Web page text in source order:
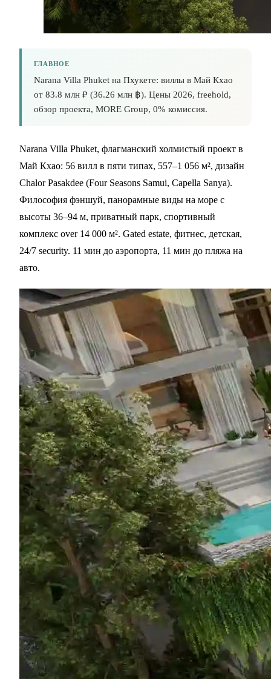
ГЛАВНОЕ
Narana Villa Phuket на Пхукете: виллы в Май Кхао
от 83.8 млн ₽ (36.26 млн ฿). Цены 2026, freehold,
обзор проекта, MORE Group, 0% комиссия.
Narana Villa Phuket, флагманский холмистый проект в
Май Кхао: 56 вилл в пяти типах, 557–1 056 м², дизайн
Chalor Pasakdee (Four Seasons Samui, Capella Sanya).
Философия фэншуй, панорамные виды на море с
высоты 36–94 м, приватный парк, спортивный
комплекс over 14 000 м². Gated estate, фитнес, детская,
24/7 security. 11 мин до аэропорта, 11 мин до пляжа на
авто.